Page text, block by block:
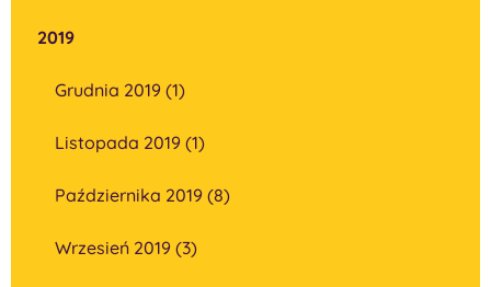
2019
Grudnia 2019 (1)
Listopada 2019 (1)
Października 2019 (8)
Wrzesień 2019 (3)